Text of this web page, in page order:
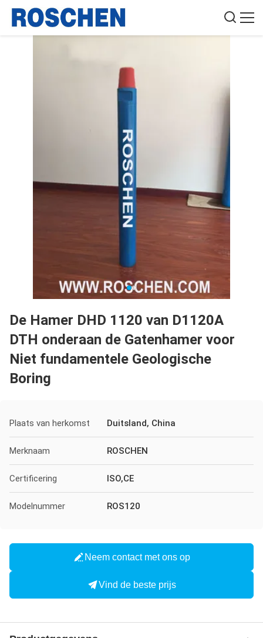
De Hamer DHD 1120 van D1120A
DTH onderaan de Gatenhamer voor
Niet fundamentele Geologische
Boring
Plaats van herkomst Duitsland, China
Merknaam ROSCHEN
Certificering ISO,CE
Modelnummer ROS120
Neem contact met ons op
Vind de beste prijs